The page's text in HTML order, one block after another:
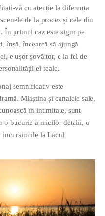
vă cu atenție la diferența
de la proces și cele din
În primul caz este sigur pe
însă, încearcă să ajungă
e ușor șovăitor, e la fel de
ei reale.
semnificativ este
Mlaștina și canalele sale,
în intimitate, sunt
o bucurie a micilor detalii, o
incursiunile la Lacul